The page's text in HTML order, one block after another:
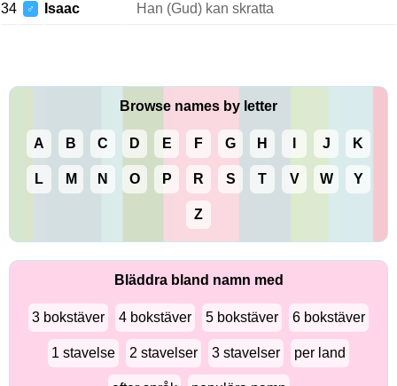
34 ♂ Isaac Han (Gud) kan skratta
Browse names by letter
A B C D E F G H J K
L M N O P R S T V W Y
Z
Bläddra bland namn med
3 bokstäver 4 bokstäver 5 bokstäver 6 bokstäver
1 stavelse 2 stavelser 3 stavelser per land